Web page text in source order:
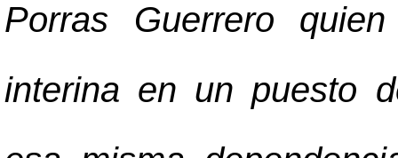
Porras Guerrero
interina en un puesto